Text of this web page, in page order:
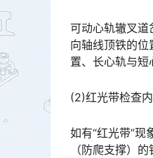
可动心轨辙叉道
向轴线顶铁的
置、长心轨与短
(2)红光带检查
如有“红光带”
（防爬支撑）